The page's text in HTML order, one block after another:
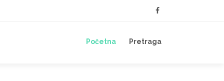
Početna Pretraga